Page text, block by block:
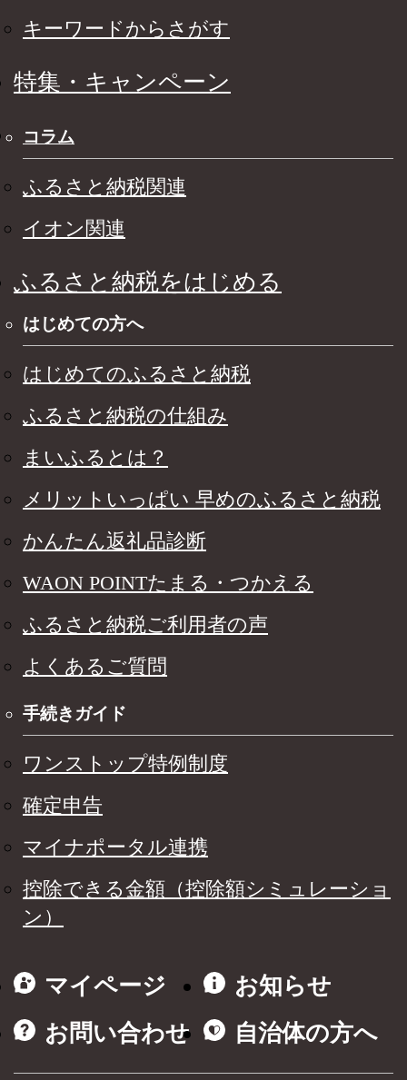
キーワードからさがす
特集・キャンペーン
コラム
ふるさと納税関連
イオン関連
ふるさと納税をはじめる
はじめての方へ
はじめてのふるさと納税
ふるさと納税の仕組み
まいふるとは？
メリットいっぱい 早めのふるさと納税
かんたん返礼品診断
WAON POINTたまる・つかえる
ふるさと納税ご利用者の声
よくあるご質問
手続きガイド
ワンストップ特例制度
確定申告
マイナポータル連携
控除できる金額（控除額シミュレーショ
ン）
マイページ
お知らせ
お問い合わせ
自治体の方へ